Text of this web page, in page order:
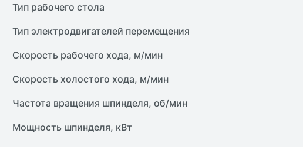
Тип рабочего стола
Тип электродвигателей перемещения
Скорость рабочего хода, м/мин
Скорость холостого хода, м/мин
Частота вращения шпинделя, об/мин
Мощность шпинделя, кВт